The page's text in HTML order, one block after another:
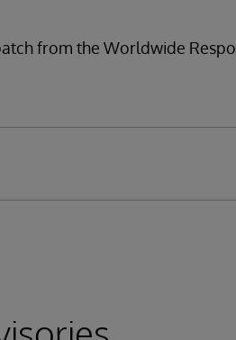
from the Worldwide